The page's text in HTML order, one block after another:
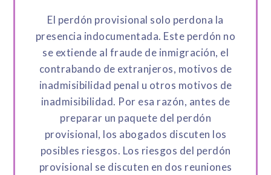
El perdón provisional solo perdona la
presencia indocumentada. Este perdón no
se extiende al fraude de inmigración, el
contrabando de extranjeros, motivos de
inadmisibilidad penal u otros motivos de
inadmisibilidad. Por esa razón, antes de
preparar un paquete del perdón
provisional, los abogados discuten los
posibles riesgos. Los riesgos del perdón
provisional se discuten en dos reuniones